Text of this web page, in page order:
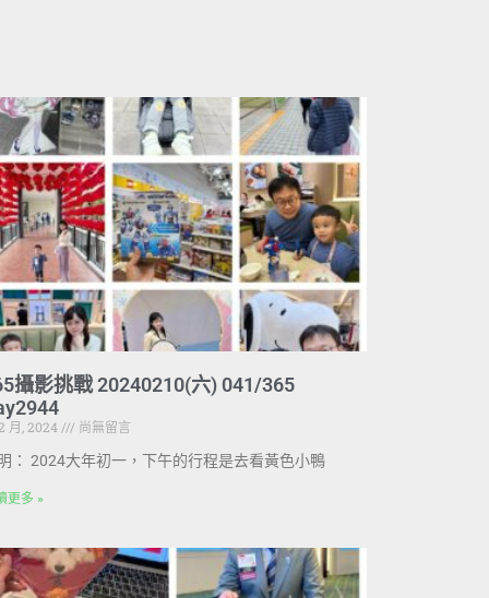
攝影挑戰 20240210(六) 041/365
月, 2024
尚無留言
： 2024大年初一，下午的行程是去看黃色小鴨
更多 »